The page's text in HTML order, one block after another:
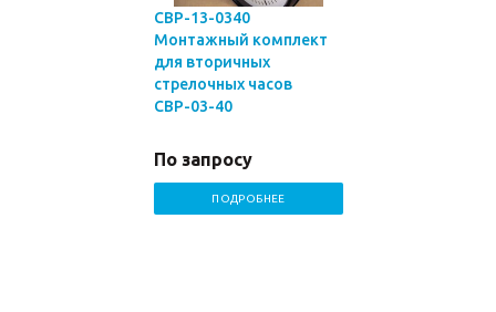
СВР-13-0340
Монтажный комплект
для вторичных
стрелочных часов
СВР-03-40
По запросу
ПОДРОБНЕЕ